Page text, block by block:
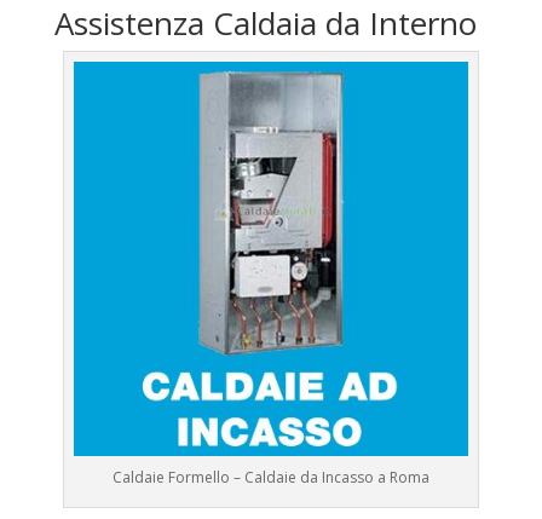
Assistenza Caldaia da Interno
Caldaie Formello – Caldaie da Incasso a Roma